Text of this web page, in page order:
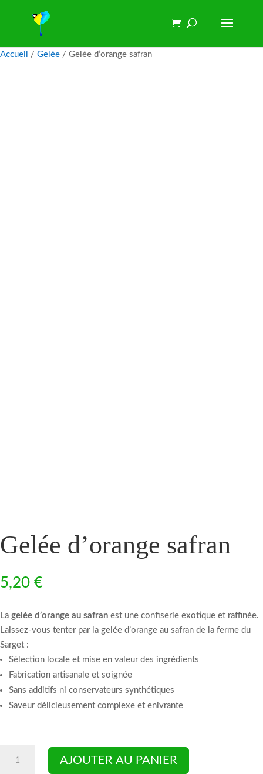
Accueil / Gelée / Gelée d’orange safran
Gelée d’orange safran
5,20 €
La gelée d’orange au safran est une confiserie exotique et raffinée.
Laissez-vous tenter par la gelée d’orange au safran de la ferme du
Sarget :
Sélection locale et mise en valeur des ingrédients
Fabrication artisanale et soignée
Sans additifs ni conservateurs synthétiques
Saveur délicieusement complexe et enivrante
AJOUTER AU PANIER